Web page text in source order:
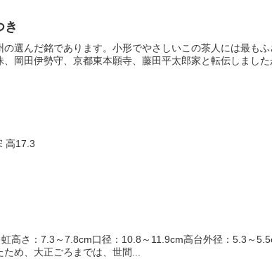
き
選んだ銘であります。小形でやさしいこの茶人には最も
岡田伊勢守、京都東本願寺、藤田平太郎家と転伝しました
高17.3
高さ：7.3～7.8cm口径：10.8～11.9cm高台外径：5.3～
め、大正ごろまでは、世間...